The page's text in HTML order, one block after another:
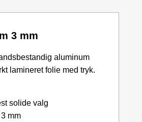
3 mm
aluminum
lamineret folie med tryk.
solide valg
mm